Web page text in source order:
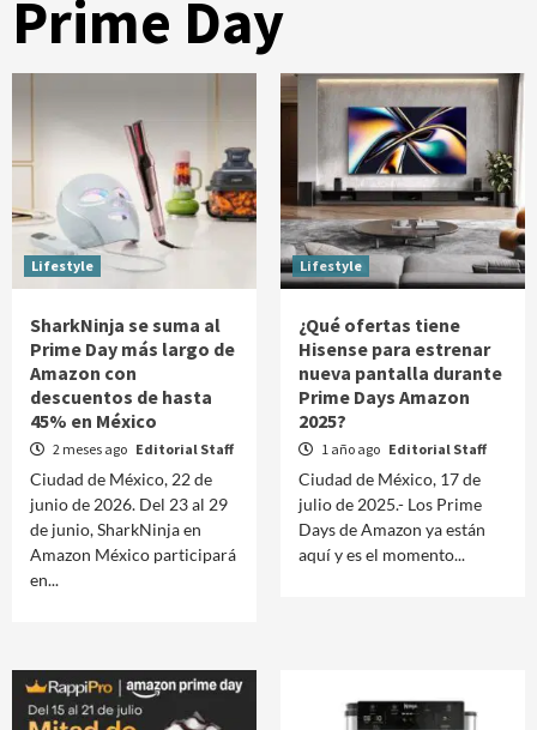
Prime Day
Lifestyle
SharkNinja se suma al
Prime Day más largo de
Amazon con
descuentos de hasta
45% en México
2 meses ago Editorial Staff
Ciudad de México, 22 de
junio de 2026. Del 23 al 29
de junio, SharkNinja en
Amazon México participará
en...
Lifestyle
¿Qué ofertas tiene
Hisense para estrenar
nueva pantalla durante
Prime Days Amazon
2025?
1 año ago Editorial Staff
Ciudad de México, 17 de
julio de 2025.- Los Prime
Days de Amazon ya están
aquí y es el momento...